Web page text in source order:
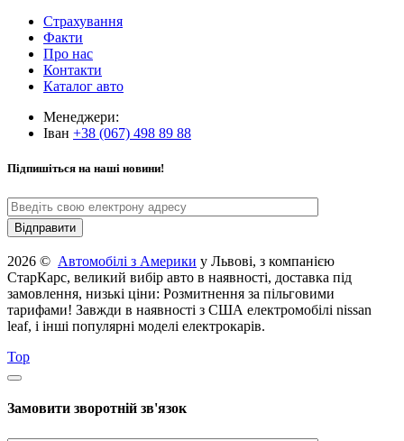
Страхування
Факти
Про нас
Контакти
Каталог авто
Менеджери:
Іван +38 (067) 498 89 88
Підпишіться на наші новини!
2026 © Автомобілі з Америки у Львові, з компанією
СтарКарс, великий вибір авто в наявності, доставка під
замовлення, низькі ціни: Розмитнення за пільговими
тарифами! Завжди в наявності з США електромобілі nissan
leaf, і інші популярні моделі електрокарів.
Top
Замовити зворотній зв'язок